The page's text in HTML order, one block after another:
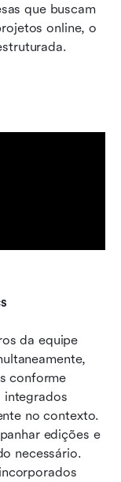
que buscam
online, o
conforme
integrados
no contexto.
edições e
necessário.